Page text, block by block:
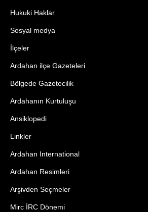
Hukuki Haklar
Sosyal medya
İlçeler
Ardahan ilçe Gazeteleri
Bölgede Gazetecilik
Ardahanın Kurtuluşu
Ansiklopedi
Linkler
Ardahan International
Ardahan Resimleri
Arşivden Seçmeler
Mirc İRC Dönemi